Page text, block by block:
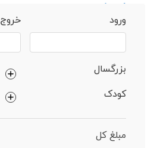
ورود
خروج
بزرگسال
کودک
مبلغ کل